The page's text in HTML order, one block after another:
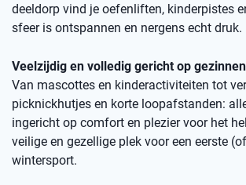
deeldorp vind je oefenliften, kinderpistes
sfeer is ontspannen en nergens echt druk.
Veelzijdig en volledig gericht op gezinnen
Van mascottes en kinderactiviteiten tot
picknickhutjes en korte loopafstanden:
ingericht op comfort en plezier voor het
veilige en gezellige plek voor een eerste
wintersport.